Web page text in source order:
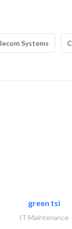
Systems
green tsi
IT Maintenance